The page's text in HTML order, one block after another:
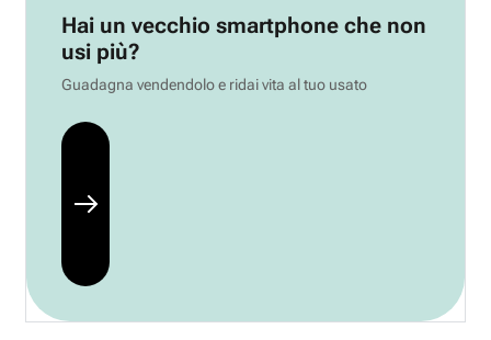
Hai un vecchio smartphone che non
usi più?
Guadagna vendendolo e ridai vita al tuo usato